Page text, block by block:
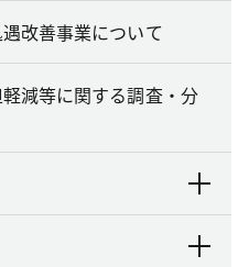
改善事業について
減等に関する調査・分